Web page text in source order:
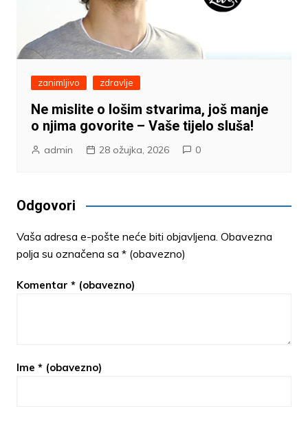
zanimljivo zdravlje
Ne mislite o lošim stvarima, još manje
o njima govorite – Vaše tijelo sluša!
admin 28 ožujka, 2026 0
Odgovori
Vaša adresa e-pošte neće biti objavljena. Obavezna
polja su označena sa * (obavezno)
Komentar * (obavezno)
Ime * (obavezno)